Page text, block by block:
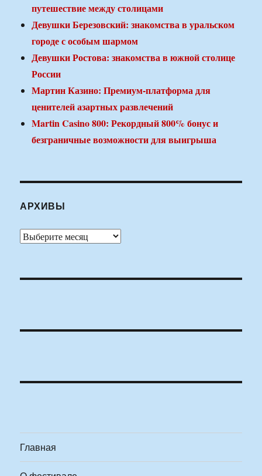
путешествие между столицами
Девушки Березовский: знакомства в уральском
городе с особым шармом
Девушки Ростова: знакомства в южной столице
России
Мартин Казино: Премиум-платформа для
ценителей азартных развлечений
Martin Casino 800: Рекордный 800% бонус и
безграничные возможности для выигрыша
АРХИВЫ
Архивы
Главная